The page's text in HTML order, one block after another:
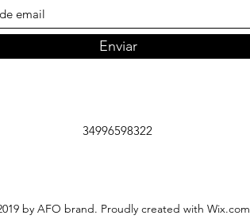
Enviar
34996598322
by AFO brand. Proudly created with Wix.com